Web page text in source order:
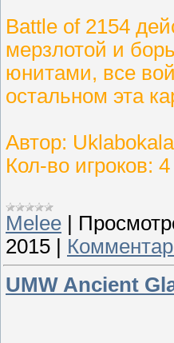
Battle of 2154
мерзлотой и
юнитами, все
остальном эта
Автор:
Кол-во игроков: 4
Melee
2015
UMW Ancient